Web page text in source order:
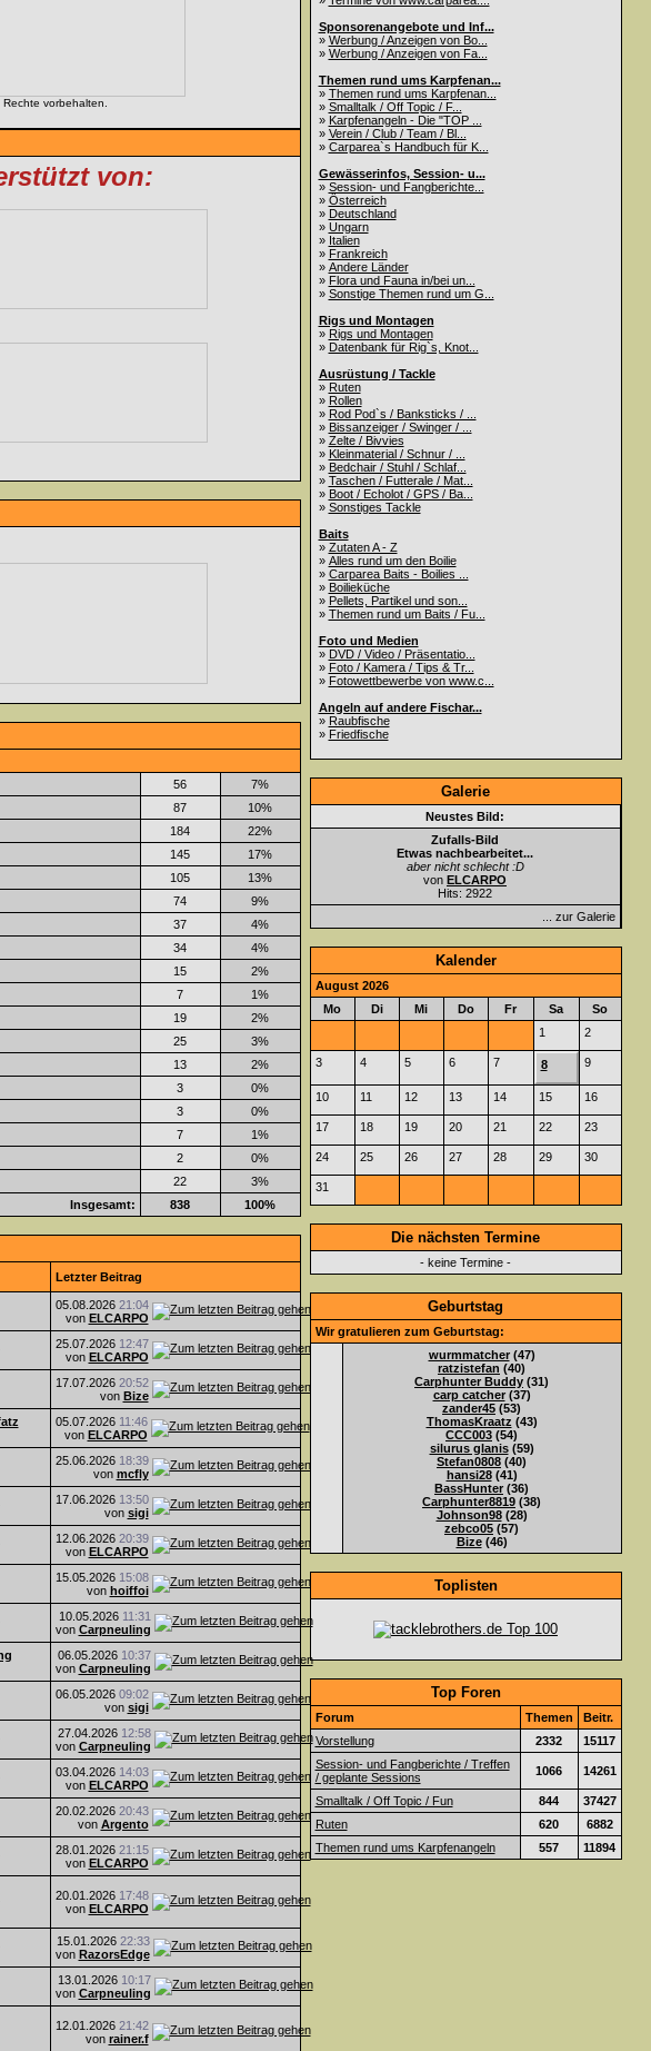
vorbehalten.
von:
56
7%
87
10%
184
22%
145
17%
105
13%
74
9%
37
4%
34
4%
15
2%
7
1%
19
2%
25
3%
13
2%
3
0%
3
0%
7
1%
2
0%
22
3%
Insgesamt:
838 100%
Letzter Beitrag
05.08.2026 21:04
von ELCARPO
25.07.2026 12:47
von ELCARPO
17.07.2026 20:52
von Bize
05.07.2026 11:46
von ELCARPO
25.06.2026 18:39
von mcfly
17.06.2026 13:50
von sigi
12.06.2026 20:39
von ELCARPO
15.05.2026 15:08
von hoiffoi
10.05.2026 11:31
von Carpneuling
06.05.2026 10:37
von Carpneuling
06.05.2026 09:02
von sigi
27.04.2026 12:58
von Carpneuling
03.04.2026 14:03
von ELCARPO
20.02.2026 20:43
von Argento
28.01.2026 21:15
von ELCARPO
20.01.2026 17:48
von ELCARPO
15.01.2026 22:33
von RazorsEdge
13.01.2026 10:17
von Carpneuling
12.01.2026 21:42
von rainer.f
Sponsorenangebote und Inf...
» Werbung / Anzeigen von Bo...
» Werbung / Anzeigen von Fa...
Themen rund ums Karpfenan...
» Themen rund ums Karpfenan...
» Smalltalk / Off Topic / F...
» Karpfenangeln - Die "TOP ...
» Verein / Club / Team / Bl...
» Carparea`s Handbuch für K...
Gewässerinfos, Session- u...
» Session- und Fangberichte...
» Österreich
» Deutschland
» Ungarn
» Italien
» Frankreich
» Andere Länder
» Flora und Fauna in/bei un...
» Sonstige Themen rund um G...
Rigs und Montagen
» Rigs und Montagen
» Datenbank für Rig`s, Knot...
Ausrüstung / Tackle
» Ruten
» Rollen
» Rod Pod`s / Banksticks / ...
» Bissanzeiger / Swinger / ...
» Zelte / Bivvies
» Kleinmaterial / Schnur / ...
» Bedchair / Stuhl / Schlaf...
» Taschen / Futterale / Mat...
» Boot / Echolot / GPS / Ba...
» Sonstiges Tackle
Baits
» Zutaten A - Z
» Alles rund um den Boilie
» Carparea Baits - Boilies ...
» Boilieküche
» Pellets, Partikel und son...
» Themen rund um Baits / Fu...
Foto und Medien
» DVD / Video / Präsentatio...
» Foto / Kamera / Tips & Tr...
» Fotowettbewerbe von www.c...
Angeln auf andere Fischar...
» Raubfische
» Friedfische
Galerie
Neustes Bild:
Zufalls-Bild
Etwas nachbearbeitet...
aber nicht schlecht :D
von ELCARPO
Hits: 2922
... zur Galerie
Kalender
August 2026
Mo
Di Mi Do Fr Sa
So
1
2
3 4 5 6 7 8 9
10 11 12 13 14 15 16
17 18 19 20 21 22 23
24 25 26 27 28 29 30
31
Die nächsten Termine
- keine Termine -
Geburtstag
Wir gratulieren zum Geburtstag:
wurmmatcher(47)
ratzistefan (40)
Carphunter Buddy (31)
carp catcher(37)
zander45 (53)
ThomasKraatz (43)
CCC003 (54)
silurus glanis(59)
Stefan0808 (40)
hansi28(41)
BassHunter (36)
Carphunter8819 (38)
Johnson98(28)
zebco05 (57)
Bize(46)
Toplisten
Top Foren
Forum Themen
Beitr.
Vorstellung
2332
15117
Session- und Fangberichte / Treffen
/ geplante Sessions
1066 14261
Smalltalk / Off Topic / Fun 844
37427
Ruten
620
6882
Themen rund ums Karpfenangeln
557 11894